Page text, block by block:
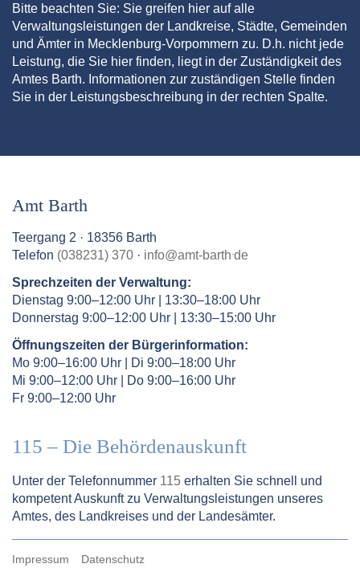
Bitte beachten Sie: Sie greifen hier auf alle
Verwaltungsleistungen der Landkreise, Städte, Gemeinden
und Ämter in Mecklenburg-Vorpommern zu. D.h. nicht jede
Leistung, die Sie hier finden, liegt in der Zuständigkeit des
Amtes Barth. Informationen zur zuständigen Stelle finden
Sie in der Leistungsbeschreibung in der rechten Spalte.
Amt Barth
Teergang 2 · 18356 Barth
Telefon (038231) 370 · info@amt-barth.de
Sprechzeiten der Verwaltung:
Dienstag 9:00–12:00 Uhr | 13:30–18:00 Uhr
Donnerstag 9:00–12:00 Uhr | 13:30–15:00 Uhr
Öffnungszeiten der Bürgerinformation:
Mo 9:00–16:00 Uhr | Di 9:00–18:00 Uhr
Mi 9:00–12:00 Uhr | Do 9:00–16:00 Uhr
Fr 9:00–12:00 Uhr
115 – Die Behördenauskunft
Unter der Telefonnummer 115 erhalten Sie schnell und
kompetent Auskunft zu Verwaltungsleistungen unseres
Amtes, des Landkreises und der Landesämter.
Impressum Datenschutz